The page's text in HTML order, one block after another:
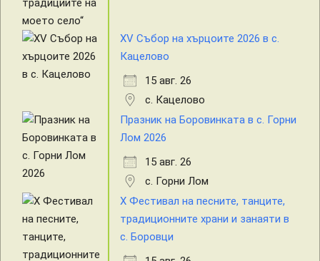
XV Събор на хърцоите 2026 в с.
Кацелово
15 авг. 26
с. Кацелово
Празник на Боровинката в с. Горни
Лом 2026
15 авг. 26
с. Горни Лом
X Фестивал на песните, танците,
традиционните храни и занаяти в
с. Боровци